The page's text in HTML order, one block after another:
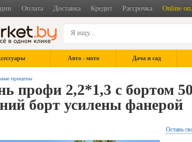
Оплата Доставка Кредит Рассрочка Online
Авто - мото Дача и сад
прицепы
профи 2,2*1,3 с бортом
борт усилены фанерой
Оставь